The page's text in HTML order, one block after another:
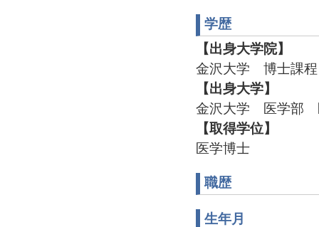
学歴
【出身大学院】
金沢大学 博士課
【出身大学】
金沢大学 医学部
【取得学位】
医学博士
職歴
生年月